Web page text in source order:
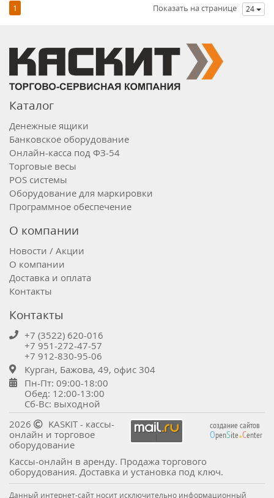
1 Показать на странице 24
Каталог
Денежные ящики
Банковское оборудование
Онлайн-касса под ФЗ-54
Торговые весы
POS системы
Оборудование для маркировки
Программное обеспечение
О компании
Новости / Акции
О компании
Доставка и оплата
Контакты
Контакты
+7 (3522) 620-016
+7 951-272-47-57
+7 912-830-95-06
Курган, Бажова, 49, офис 304
Пн-Пт: 09:00-18:00
Обед: 12:00-13:00
Сб-Вс: выходной
создание сайтов
OpenSite.Center
2026
KASKIT - кассы-
онлайн и торговое
оборудование
Кассы-онлайн в аренду. Продажа торгового
оборудования. Доставка и установка под ключ.
Данный интернет-сайт носит исключительно информационный